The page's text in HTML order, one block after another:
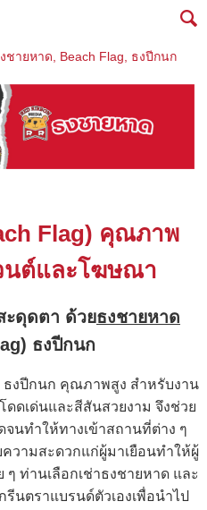
ชายหาด, Beach Flag, ธงปีกนก
Flag) คุณภาพ
นต์และโฆษณา
ะดุดตา ด้วยธงชายหาด
ธงปีกนก
ธงปีกนก คุณภาพสูง สำหรับงาน
ดเด่นและสีสันสวยงาม จึงช่วย
นทำให้ทางเข้าสถานที่ต่าง ๆ
วามสะดวกแก่ผู้มาเยือนทำให้ผู้
ท่านเลือกเช่าธงชายหาด และ
นตราแบรนด์ตัวเองเพื่อนำไป